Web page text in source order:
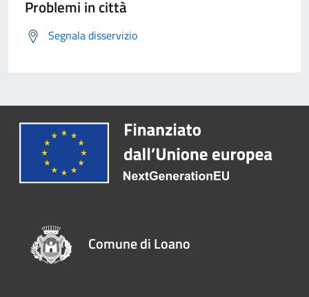
Problemi in città
Segnala disservizio
Comune di Loano